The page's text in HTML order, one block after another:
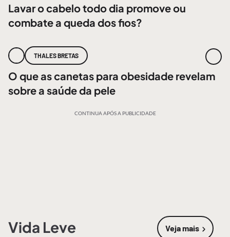
Lavar o cabelo todo dia promove ou
combate a queda dos fios?
THALES BRETAS
O que as canetas para obesidade revelam
sobre a saúde da pele
CONTINUA APÓS A PUBLICIDADE
Vida Leve Veja mais
sobre Vida